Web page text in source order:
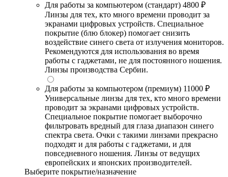
Для работы за компьютером (стандарт) 4800 ₽
Линзы для тех, кто много времени проводит за
экранами цифровых устройств. Специальное
покрытие (блю блокер) помогает снизить
воздействие синего света от излучения мониторов.
Рекомендуются для использования во время
работы с гаджетами, не для постоянного ношения.
Линзы производства Сербии.
Для работы за компьютером (премиум) 11000 ₽
Универсальные линзы для тех, кто много времени
проводит за экранами цифровых устройств.
Специальное покрытие помогает выборочно
фильтровать вредный для глаза диапазон синего
спектра света. Очки с такими линзами прекрасно
подходят и для работы с гаджетами, и для
повседневного ношения. Линзы от ведущих
европейских и японских производителей.
Выберите покрытие/назначение